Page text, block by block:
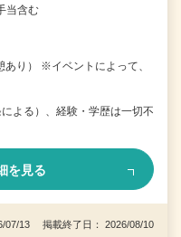
当含む
り） ※イベントによって、
よる）、経験・学歴は一切不
を見る
07/13 掲載終了日： 2026/08/10